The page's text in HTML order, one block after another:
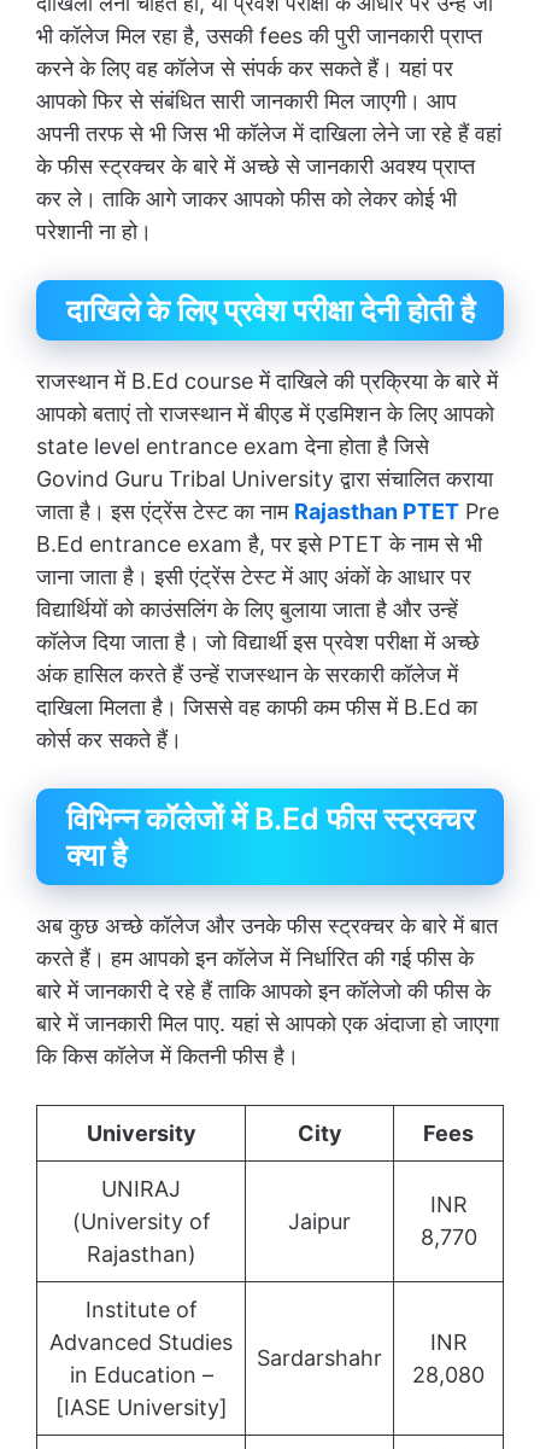
भी कॉलेज मिल रहा है, उसकी fees की पुरी जानकारी प्राप्त
करने के लिए वह कॉलेज से संपर्क कर सकते हैं। यहां पर
आपको फिर से संबंधित सारी जानकारी मिल जाएगी। आप
अपनी तरफ से भी जिस भी कॉलेज में दाखिला लेने जा रहे हैं वहां
के फीस स्ट्रक्चर के बारे में अच्छे से जानकारी अवश्य प्राप्त
कर ले। ताकि आगे जाकर आपको फीस को लेकर कोई भी
परेशानी ना हो।
दाखिले के लिए प्रवेश परीक्षा देनी होती है
राजस्थान में B.Ed course में दाखिले की प्रक्रिया के बारे में
आपको बताएं तो राजस्थान में बीएड में एडमिशन के लिए आपको
state level entrance exam देना होता है जिसे
Govind Guru Tribal University द्वारा संचालित कराया
जाता है। इस एंट्रेंस टेस्ट का नाम Rajasthan PTET Pre
B.Ed entrance exam है, पर इसे PTET के नाम से भी
जाना जाता है। इसी एंट्रेंस टेस्ट में आए अंकों के आधार पर
विद्यार्थियों को काउंसलिंग के लिए बुलाया जाता है और उन्हें
कॉलेज दिया जाता है। जो विद्यार्थी इस प्रवेश परीक्षा में अच्छे
अंक हासिल करते हैं उन्हें राजस्थान के सरकारी कॉलेज में
दाखिला मिलता है। जिससे वह काफी कम फीस में B.Ed का
कोर्स कर सकते हैं।
विभिन्न कॉलेजों में B.Ed फीस स्ट्रक्चर
क्या है
अब कुछ अच्छे कॉलेज और उनके फीस स्ट्रक्चर के बारे में बात
करते हैं। हम आपको इन कॉलेज में निर्धारित की गई फीस के
बारे में जानकारी दे रहे हैं ताकि आपको इन कॉलेजो की फीस के
बारे में जानकारी मिल पाए. यहां से आपको एक अंदाजा हो जाएगा
कि किस कॉलेज में कितनी फीस है।
University City Fees
UNIRAJ
(University of
Rajasthan)
Jaipur
INR
8,770
Institute of
Advanced Studies
in Education –
[IASE University]
Sardarshahr
INR
28,080